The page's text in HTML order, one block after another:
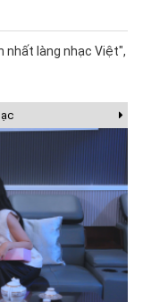
nhất làng nhạc Việt",